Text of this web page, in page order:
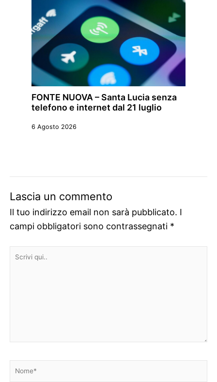
FONTE NUOVA – Santa Lucia senza
telefono e internet dal 21 luglio
6 Agosto 2026
Lascia un commento
Il tuo indirizzo email non sarà pubblicato. I
campi obbligatori sono contrassegnati *
Scrivi
Nome*